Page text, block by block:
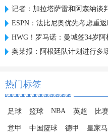
记者：加拉塔萨雷和阿森纳谈判
ESPN：法比尼奥优先考虑重
HWG！罗马诺：曼城签34岁
奥莱报：阿根廷队计划进行多
热门标签
足球 篮球 NBA 英超 比
意甲 中国篮球 德甲 皇家